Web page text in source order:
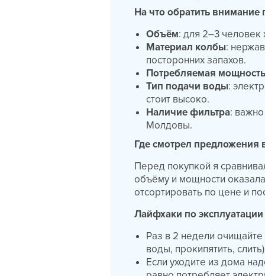
На что обратить
Объём: для 2–3 человек
Материал колбы:
посторонних запахов.
Потребляемая
Тип подачи воды:
стоит высоко.
Наличие фильтра:
Молдовы.
Где смотрел предложения
Перед покупкой я
объёму и мощности
отсортировать по цене и
Лайфхаки по эксплуатации
Раз в 2 недели очищайте
воды, прокипятить,
Если уходите из дома